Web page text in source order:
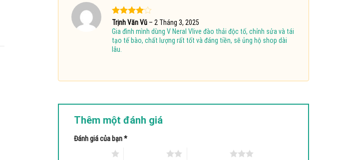
Được
xếp hạng
45 sao
Trịnh Văn Vũ – 2 Tháng 3, 2025
Gia đình mình dùng V Neral Vlive đào thải độc tố, chỉnh sửa và tái
tạo tế bào, chất lượng rất tốt và đáng tiền, sẽ ủng hộ shop dài
lâu.
Thêm một đánh giá
Đánh giá của bạn*